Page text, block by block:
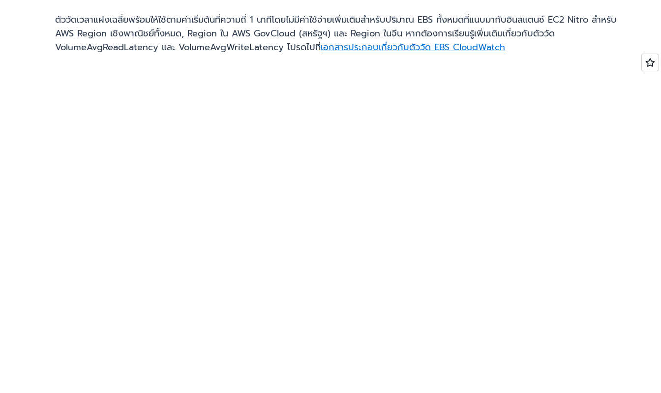
ตัววัดเวลาแฝงเฉลี่ยพร้อมให้ใช้ตามค่าเริ่มต้นที่ความถี่ 1 นาทีโดยไม่มีค่าใช้จ่ายเพิ่มเติมสำหรับปริมาณ EBS ทั้งหมดที่แนบมากับอินสแตนซ์ EC2 Nitro สำหรับ
AWS Region เชิงพาณิชย์ทั้งหมด, Region ใน AWS GovCloud (สหรัฐฯ) และ Region ในจีน หากต้องการเรียนรู้เพิ่มเติมเกี่ยวกับตัววัด
VolumeAvgReadLatency และ VolumeAvgWriteLatency โปรดไปที่เอกสารประกอบเกี่ยวกับตัววัด EBS CloudWatch